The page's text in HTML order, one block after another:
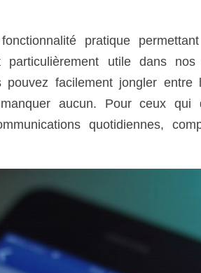
pratique
particulièrement utile dans
facilement jongler entre
aucun. Pour ceux qui
quotidiennes,